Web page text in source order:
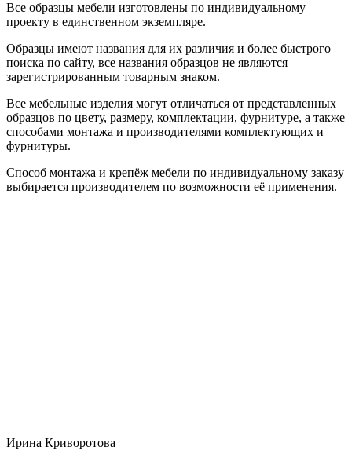
Все образцы мебели изготовлены по индивидуальному
проекту в единственном экземпляре.
Образцы имеют названия для их различия и более быстрого
поиска по сайту, все названия образцов не являются
зарегистрированным товарным знаком.
Все мебельные изделия могут отличаться от представленных
образцов по цвету, размеру, комплектации, фурнитуре, а также
способами монтажа и производителями комплектующих и
фурнитуры.
Способ монтажа и крепёж мебели по индивидуальному заказу
выбирается производителем по возможности её применения.
Ирина Криворотова